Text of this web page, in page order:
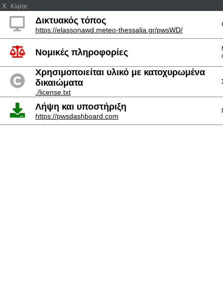
X Κλείσε
Δικτυακός τόπος
https://elassonawd.meteo-thessalia.gr/pwsWD/
Νομικές πληροφορίες
Χρησιμοποιείται υλικό με κατοχυρωμένα
δικαιώματα
./license.txt
Λήψη και υποστήριξη
https://pwsdashboard.com